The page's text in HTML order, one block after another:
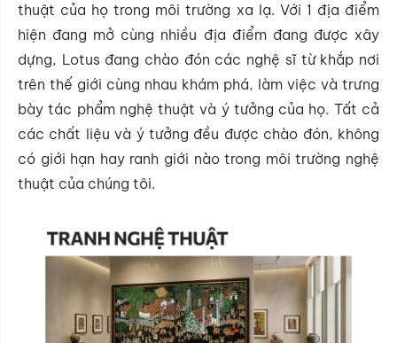
thuật của họ trong môi trường xa lạ. Với 1 địa điểm
hiện đang mở cùng nhiều địa điểm đang được xây
dựng, Lotus đang chào đón các nghệ sĩ từ khắp nơi
trên thế giới cùng nhau khám phá, làm việc và trưng
bày tác phẩm nghệ thuật và ý tưởng của họ. Tất cả
các chất liệu và ý tưởng đều được chào đón, không
có giới hạn hay ranh giới nào trong môi trường nghệ
thuật của chúng tôi.